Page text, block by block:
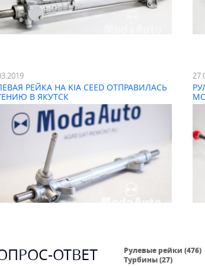
РЕЙКА НА KIA CEED ОТПРАВИЛАСЬ
В ЯКУТСК
ОТВЕТ
Рулевые рейки (476)
Турбины (27)